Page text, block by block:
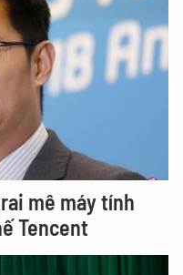
mê máy tính
Tencent